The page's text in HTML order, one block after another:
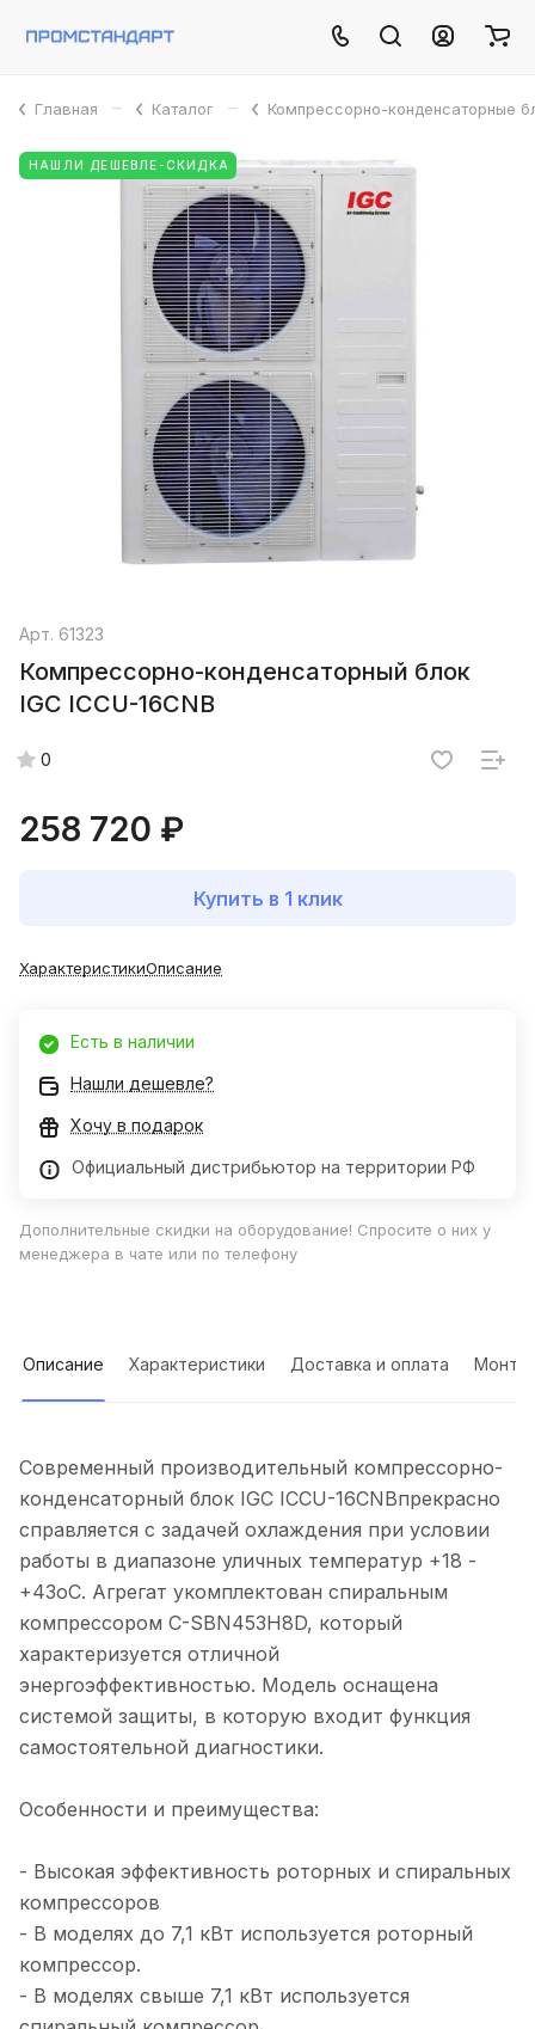
Главная – Каталог – Компрессорно-конденсаторные
НАШЛИ ДЕШЕВЛЕ-СКИДКА
Арт. 61323
Компрессорно-конденсаторный блок
IGC ICCU-16CNB
0
258 720 ₽
Купить в 1 клик
ХарактеристикиОписание
Есть в наличии
Нашли дешевле?
Хочу в подарок
Официальный дистрибьютор на территории РФ
Дополнительные скидки на оборудование! Спросите о них у
менеджера в чате или по телефону
Описание Характеристики Доставка и оплата
Современный производительный компрессорно-
конденсаторный блок IGC ICCU-16CNBпрекрасно
справляется с задачей охлаждения при условии
работы в диапазоне уличных температур +18 -
+43оС. Агрегат укомплектован спиральным
компрессором C-SBN453H8D, который
характеризуется отличной
энергоэффективностью. Модель оснащена
системой защиты, в которую входит функция
самостоятельной диагностики.
Особенности и преимущества:
- Высокая эффективность роторных и спиральных
компрессоров
- В моделях до 7,1 кВт используется роторный
компрессор.
- В моделях свыше 7,1 кВт используется